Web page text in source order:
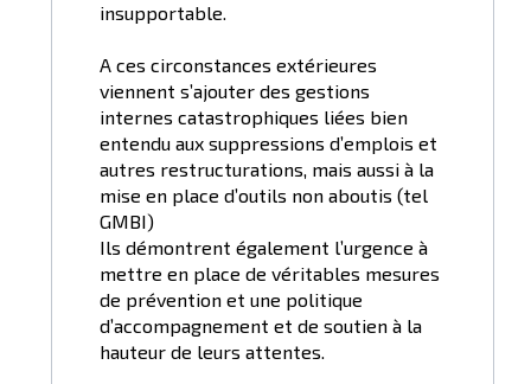
insupportable.
A ces circonstances extérieures
viennent s’ajouter des gestions
internes catastrophiques liées bien
entendu aux suppressions d’emplois et
autres restructurations, mais aussi à la
mise en place d’outils non aboutis (tel
GMBI)
Ils démontrent également l’urgence à
mettre en place de véritables mesures
de prévention et une politique
d’accompagnement et de soutien à la
hauteur de leurs attentes.